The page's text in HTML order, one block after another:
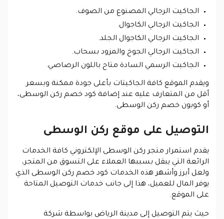
الجاكيت الرجالي المصنوع من الصوف.
الجاكيت الرجالي الكاجوال.
الجاكيت الرجالي الكاجوال الجلد.
الجاكيت الرجالي الجوخ والمزود بسحاب.
الجاكيت الرسمي السادة متاح باللون الرصاصي.
ويقدم الموقع كافة الجاكيتات بأعلى جودة ممكنة وبسعر
أقل من المتعارف عليه عند إضافة كود خصم ركن الوسطى،
أو كوبون خصم ركن الوسطى.
التوصيل على موقع ركن الوسطى
يقدم استمرار متجر ركن الوسطى الإلكتروني كافة الخدمات
الرائعة التي يبقل بسببها العملاء على التسوق من المتجر،
ولعل أبرز وأشهر هذه الخدمات كود خصم ركن الوسطى الذي
يوفر المال للعميل، هذا إلى جانب خدمات التوصيل المتاحة
على الموقع.
حيث يتم التوصيل إلى مدينة الرياض بواسطة شركة